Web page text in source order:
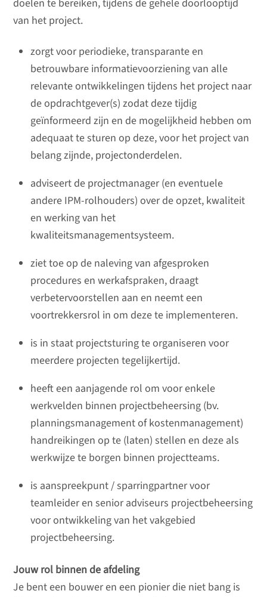
doelen te bereiken, tijdens de gehele doorlooptijd
van het project.
zorgt voor periodieke, transparante en
betrouwbare informatievoorziening van alle
relevante ontwikkelingen tijdens het project naar
de opdrachtgever(s) zodat deze tijdig
geïnformeerd zijn en de mogelijkheid hebben om
adequaat te sturen op deze, voor het project van
belang zijnde, projectonderdelen.
adviseert de projectmanager (en eventuele
andere IPM-rolhouders) over de opzet, kwaliteit
en werking van het
kwaliteitsmanagementsysteem.
ziet toe op de naleving van afgesproken
procedures en werkafspraken, draagt
verbetervoorstellen aan en neemt een
voortrekkersrol in om deze te implementeren.
is in staat projectsturing te organiseren voor
meerdere projecten tegelijkertijd.
heeft een aanjagende rol om voor enkele
werkvelden binnen projectbeheersing (bv.
planningsmanagement of kostenmanagement)
handreikingen op te (laten) stellen en deze als
werkwijze te borgen binnen projectteams.
is aanspreekpunt / sparringpartner voor
teamleider en senior adviseurs projectbeheersing
voor ontwikkeling van het vakgebied
projectbeheersing.
Jouw rol binnen de afdeling
Je bent een bouwer en een pionier die niet bang is